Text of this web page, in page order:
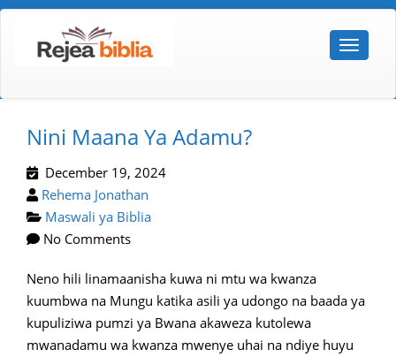
Nini Maana Ya Adamu?
December 19, 2024
Rehema Jonathan
Maswali ya Biblia
No Comments
Neno hili linamaanisha kuwa ni mtu wa kwanza
kuumbwa na Mungu katika asili ya udongo na baada ya
kupuliziwa pumzi ya Bwana akaweza kutolewa
mwanadamu wa kwanza mwenye uhai na ndiye huyu